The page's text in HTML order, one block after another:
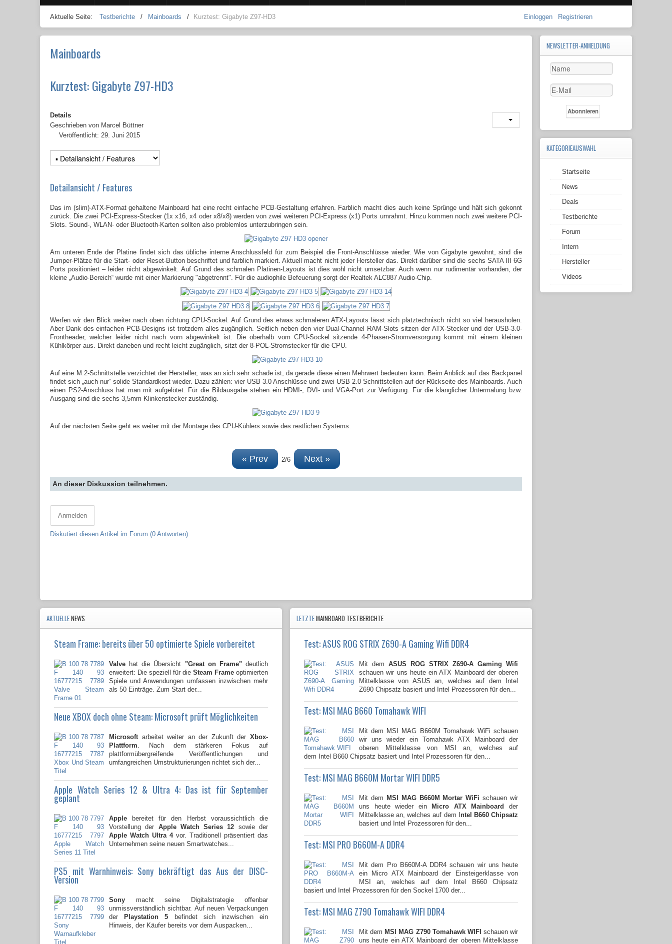
Aktuelle Seite: Testberichte / Mainboards / Kurztest: Gigabyte Z97-HD3 Einloggen Registrieren
Mainboards
Kurztest: Gigabyte Z97-HD3
Details
Geschrieben von Marcel Büttner
Veröffentlicht: 29. Juni 2015
Detailansicht / Features
Das im (slim)-ATX-Format gehaltene Mainboard hat eine recht einfache PCB-Gestaltung erfahren. Farblich macht dies auch keine Sprünge und hält sich gekonnt
zurück. Die zwei PCI-Express-Stecker (1x x16, x4 oder x8/x8) werden von zwei weiteren PCI-Express (x1) Ports umrahmt. Hinzu kommen noch zwei weitere PCI-
Slots. Sound-, WLAN- oder Bluetooth-Karten sollten also problemlos unterzubringen sein.
Am unteren Ende der Platine findet sich das übliche interne Anschlussfeld für zum Beispiel die Front-Anschlüsse wieder. Wie von Gigabyte gewohnt, sind die
Jumper-Plätze für die Start- oder Reset-Button beschriftet und farblich markiert. Aktuell macht nicht jeder Hersteller das. Direkt darüber sind die sechs SATA III 6G
Ports positioniert – leider nicht abgewinkelt. Auf Grund des schmalen Platinen-Layouts ist dies wohl nicht umsetzbar. Auch wenn nur rudimentär vorhanden, der
kleine „Audio-Bereich“ wurde mit einer Markierung "abgetrennt". Für die audiophile Befeuerung sorgt der Realtek ALC887 Audio-Chip.
Werfen wir den Blick weiter nach oben richtung CPU-Sockel. Auf Grund des etwas schmaleren ATX-Layouts lässt sich platztechnisch nicht so viel herausholen.
Aber Dank des einfachen PCB-Designs ist trotzdem alles zugänglich. Seitlich neben den vier Dual-Channel RAM-Slots sitzen der ATX-Stecker und der USB-3.0-
Frontheader, welcher leider nicht nach vorn abgewinkelt ist. Die oberhalb vom CPU-Sockel sitzende 4-Phasen-Stromversorgung kommt mit einem kleinen
Kühlkörper aus. Direkt daneben und recht leicht zugänglich, sitzt der 8-POL-Stromstecker für die CPU.
Auf eine M.2-Schnittstelle verzichtet der Hersteller, was an sich sehr schade ist, da gerade diese einen Mehrwert bedeuten kann. Beim Anblick auf das Backpanel
findet sich „auch nur“ solide Standardkost wieder. Dazu zählen: vier USB 3.0 Anschlüsse und zwei USB 2.0 Schnittstellen auf der Rückseite des Mainboards. Auch
einen PS2-Anschluss hat man mit aufgelötet. Für die Bildausgabe stehen ein HDMI-, DVI- und VGA-Port zur Verfügung. Für die klanglicher Untermalung bzw.
Ausgang sind die sechs 3,5mm Klinkenstecker zuständig.
Auf der nächsten Seite geht es weiter mit der Montage des CPU-Kühlers sowie des restlichen Systems.
« Prev 2/6 Next »
An dieser Diskussion teilnehmen.
Anmelden
Diskutiert diesen Artikel im Forum (0 Antworten).
AKTUELLENEWS
Steam Frame: bereits über 50 optimierte Spiele vorbereitet
Valve hat die Übersicht "Great on Frame"deutlich
erweitert: Die speziell für die Steam Frame optimierten
Spiele und Anwendungen umfassen inzwischen mehr
als 50 Einträge. Zum Start der...
Neue XBOX doch ohne Steam: Microsoft prüft Möglichkeiten
Microsoftarbeitet weiter an der Zukunft der Xbox-
Plattform. Nach dem stärkeren Fokus auf
plattformübergreifende Veröffentlichungen und
umfangreichen Umstrukturierungen richtet sich der...
Apple Watch Series 12 & Ultra 4: Das ist für September
geplant
Apple bereitet für den Herbst voraussichtlich die
Vorstellung der Apple Watch Series 12 sowie der
Apple Watch Ultra 4vor. Traditionell präsentiert das
Unternehmen seine neuen Smartwatches...
PS5 mit Warnhinweis: Sony bekräftigt das Aus der DISC-
Version
Sony macht seine Digitalstrategie offenbar
unmissverständlich sichtbar. Auf neuen Verpackungen
der
Playstation 5 befindet sich inzwischen ein
Hinweis, der Käufer bereits vor dem Auspacken...
LETZTEMAINBOARD TESTBERICHTE
Test: ASUS ROG STRIX Z690-A Gaming Wifi DDR4
Mit dem ASUS ROG STRIX Z690-A Gaming Wifi
schauen wir uns heute ein ATX Mainboard der oberen
Mittelklasse von ASUS an, welches auf dem Intel
Z690 Chipsatz basiert und Intel Prozessoren für den...
Test: MSI MAG B660 Tomahawk WIFI
Mit dem MSI MAG B660M Tomahawk WiFi schauen
wir uns wieder ein Tomahawk ATX Mainboard der
oberen Mittelklasse von MSI an, welches auf
dem Intel B660 Chipsatz basiert und Intel Prozessoren für den...
Test: MSI MAG B660M Mortar WIFI DDR5
Mit dem MSI MAG B660M Mortar WiFi schauen wir
uns heute wieder ein
Micro ATX Mainboard
der
Mittelklasse an, welches auf dem I ntel B660 Chipsatz
basiert und Intel Prozessoren für den...
Test: MSI PRO B660M-A DDR4
Mit dem Pro B660M-A DDR4 schauen wir uns heute
ein Micro ATX Mainboard der Einsteigerklasse von
MSI an, welches auf dem Intel B660 Chipsatz
basiert und Intel Prozessoren für den Sockel 1700 der...
Test: MSI MAG Z790 Tomahawk WIFI DDR4
Mit dem MSI MAG Z790 Tomahawk WIFI schauen wir
uns heute ein ATX Mainboard der oberen Mittelklasse
NEWSLETTER-ANMELDUNG
KATEGORIEAUSWAHL
Startseite
News
Deals
Testberichte
Forum
Intern
Hersteller
Videos